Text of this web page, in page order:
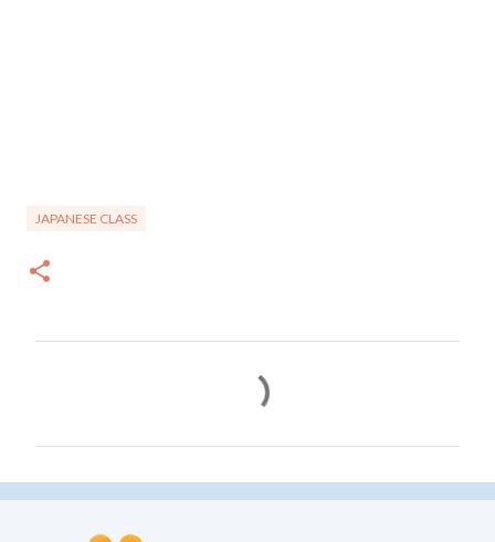
JAPANESE CLASS